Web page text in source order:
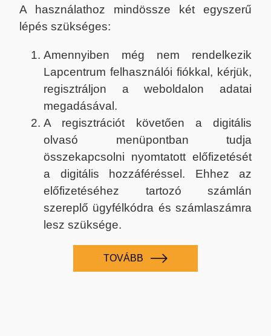
A használathoz mindössze két egyszerű
lépés szükséges:
Amennyiben még nem rendelkezik
Lapcentrum felhasználói fiókkal, kérjük,
regisztráljon a weboldalon adatai
megadásával.
A regisztrációt követően a digitális
olvasó menüpontban tudja
összekapcsolni nyomtatott előfizetését
a digitális hozzáféréssel. Ehhez az
előfizetéséhez tartozó számlán
szereplő ügyfélkódra és számlaszámra
lesz szüksége.
TOVÁBB